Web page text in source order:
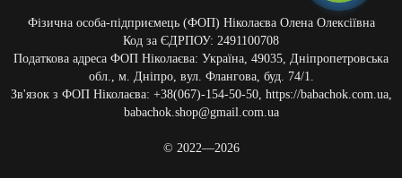
Фізична особа-підприємець (ФОП) Ніколаєва Олена Олексіївна
Код за ЄДРПОУ: 2491100708
Податкова адреса ФОП Ніколаєва: Україна, 49035, Дніпропетровська
обл., м. Дніпро, вул. Флангова, буд. 74/1.
Зв'язок з ФОП Ніколаєва: +38(067)-154-50-50, https://babachok.com.ua,
babachok.shop@gmail.com.ua
© 2022—2026